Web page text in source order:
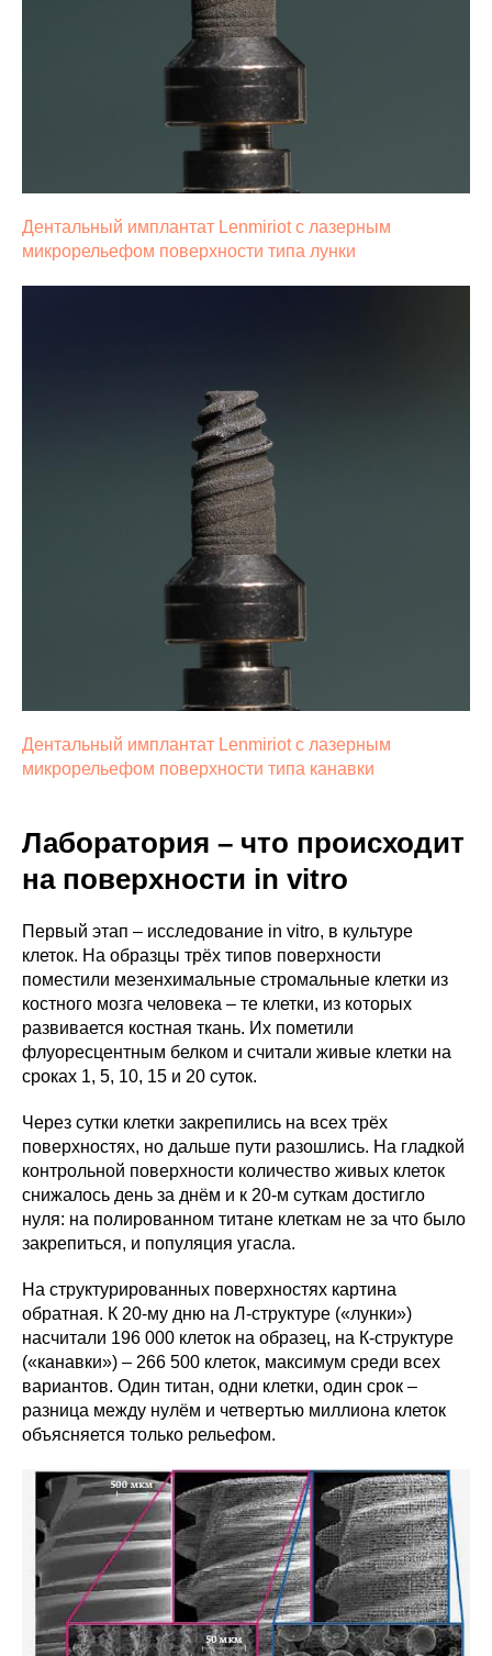
Дентальный имплантат Lenmiriot с лазерным
микрорельефом поверхности типа лунки
Дентальный имплантат Lenmiriot с лазерным
микрорельефом поверхности типа канавки
Лаборатория – что происходит
на поверхности in vitro
Первый этап – исследование in vitro, в культуре
клеток. На образцы трёх типов поверхности
поместили мезенхимальные стромальные клетки из
костного мозга человека – те клетки, из которых
развивается костная ткань. Их пометили
флуоресцентным белком и считали живые клетки на
сроках 1, 5, 10, 15 и 20 суток.
Через сутки клетки закрепились на всех трёх
поверхностях, но дальше пути разошлись. На гладкой
контрольной поверхности количество живых клеток
снижалось день за днём и к 20-м суткам достигло
нуля: на полированном титане клеткам не за что было
закрепиться, и популяция угасла.
На структурированных поверхностях картина
обратная. К 20-му дню на Л-структуре («лунки»)
насчитали 196 000 клеток на образец, на К-структуре
(«канавки») – 266 500 клеток, максимум среди всех
вариантов. Один титан, одни клетки, один срок –
разница между нулём и четвертью миллиона клеток
объясняется только рельефом.